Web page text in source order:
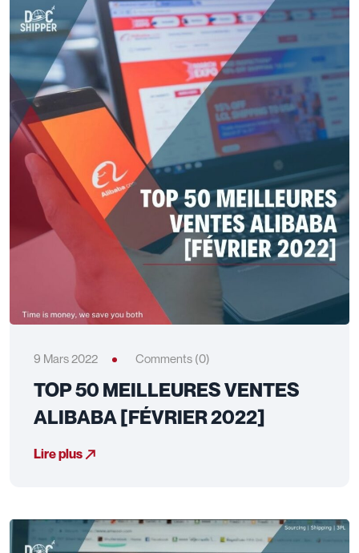
9 Mars 2022 Comments (0)
TOP 50 MEILLEURES VENTES
ALIBABA [FÉVRIER 2022]
Lire plus